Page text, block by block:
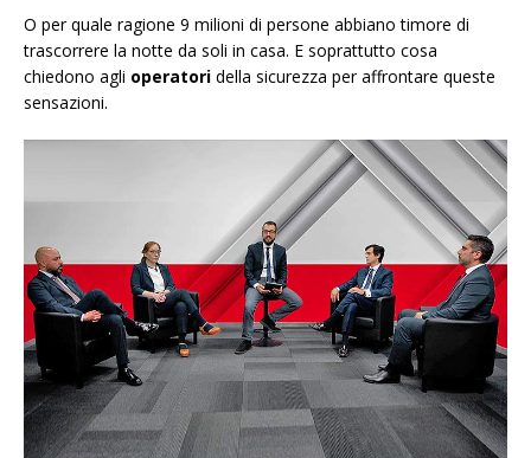
O per quale ragione 9 milioni di persone abbiano timore di
trascorrere la notte da soli in casa. E soprattutto cosa
chiedono agli operatori della sicurezza per affrontare queste
sensazioni.